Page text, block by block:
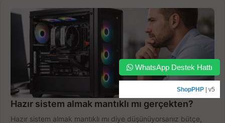
Hazır sistem almak mantıklı mı gerçekten?
Hazır sistem almak mantıklı mı diye düşünüyorsanız bütçe,
WhatsApp Destek Hattı
ShopPHP | v5